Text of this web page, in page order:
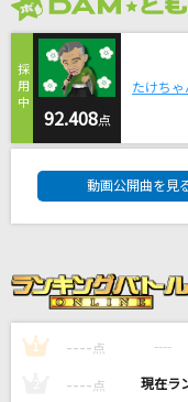
AKB48
タッチ
三位一体(TVサイズ
リトルブルーボックス
[生音]Yesterday
ワンス・モア]
[生音]シュガーソ
92.408点
たけちゃ
動画公開曲を見
1 ---- 点 ----
---- 点 ----